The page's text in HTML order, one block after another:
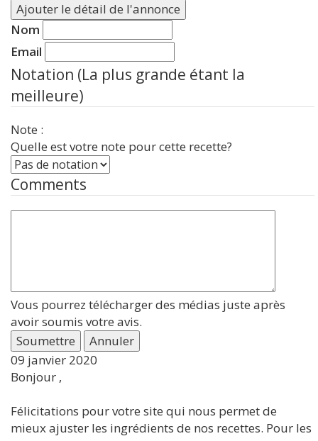
Ajouter le détail de l'annonce
Nom
Email
Notation (La plus grande étant la
meilleure)
Note :
Quelle est votre note pour cette recette?
Comments
Vous pourrez télécharger des médias juste après
avoir soumis votre avis.
Soumettre
Annuler
09 janvier 2020
Bonjour ,
Félicitations pour votre site qui nous permet de
mieux ajuster les ingrédients de nos recettes. Pour les